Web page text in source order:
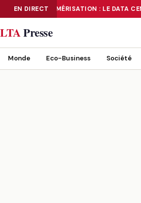
EN DIRECTNUMÉRISATION : LE DATA
NUMÉRISATION : LE DATA CENTER «TIER
LTAPresse
Monde Eco-Business Société